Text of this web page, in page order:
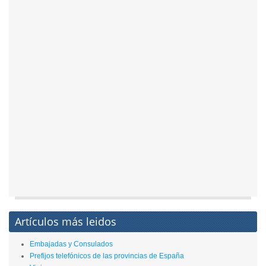
Artículos más leidos
Embajadas y Consulados
Prefijos telefónicos de las provincias de España